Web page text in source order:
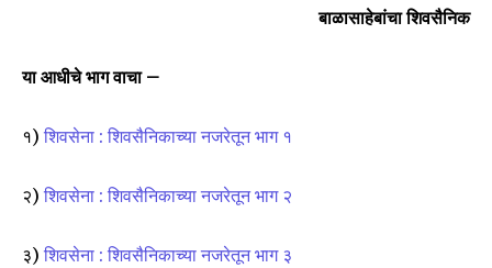
बाळासाहेबांचा शिवसैनिक
या आधीचे भाग वाचा –
१) शिवसेना : शिवसैनिकाच्या नजरेतून भाग १
२) शिवसेना : शिवसैनिकाच्या नजरेतून भाग २
३) शिवसेना : शिवसैनिकाच्या नजरेतून भाग ३